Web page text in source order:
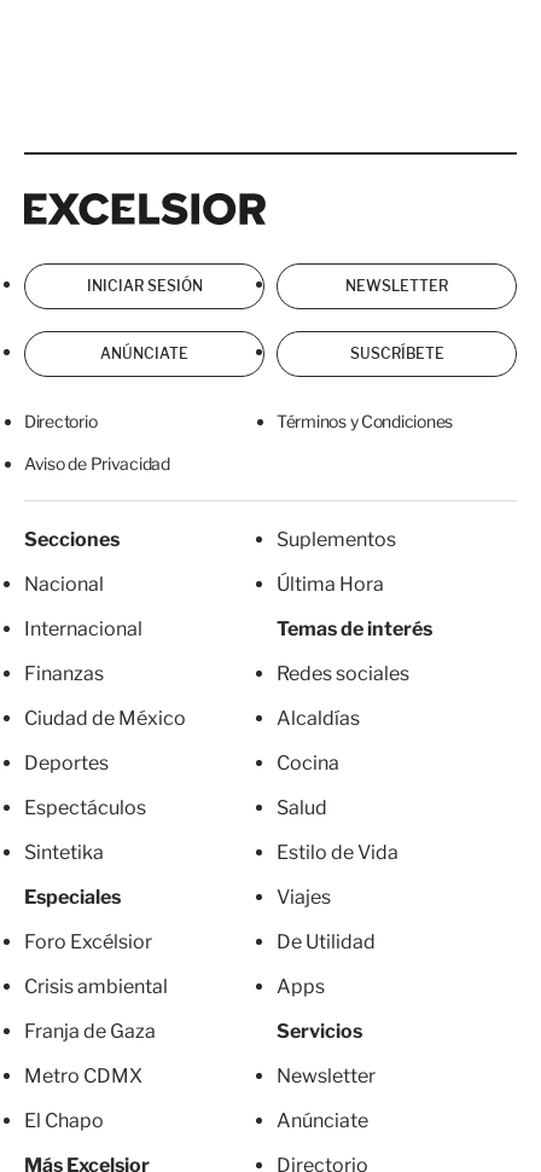
INICIAR SESIÓN NEWSLETTER
ANÚNCIATE SUSCRÍBETE
Directorio Términos y Condiciones
Aviso de Privacidad
Secciones
Nacional
Internacional
Finanzas
Ciudad de México
Deportes
Espectáculos
Sintetika
Especiales
Foro Excélsior
Crisis ambiental
Franja de Gaza
Metro CDMX
El Chapo
Más Excelsior
Suplementos
Última Hora
Temas de interés
Redes sociales
Alcaldías
Cocina
Salud
Estilo de Vida
Viajes
De Utilidad
Apps
Servicios
Newsletter
Anúnciate
Directorio